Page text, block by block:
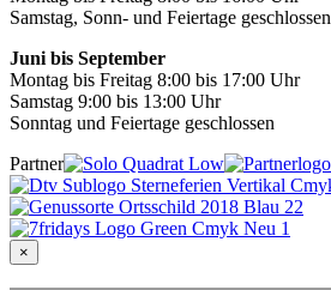
Samstag, Sonn- und Feiertage geschlossen
Juni bis September
Montag bis Freitag 8:00 bis 17:00 Uhr
Samstag 9:00 bis 13:00 Uhr
Sonntag und Feiertage geschlossen
Partner
×